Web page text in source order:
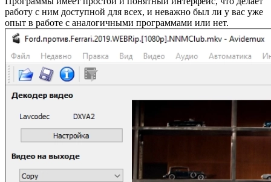
работу с ним доступной для всех, и неважно был ли у вас уже
опыт в работе с аналогичными программами или нет.